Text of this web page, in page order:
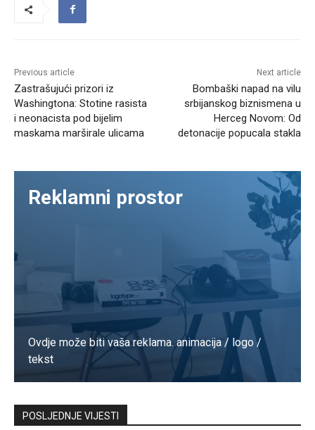
Previous article
Zastrašujući prizori iz
Washingtona: Stotine rasista
i neonacista pod bijelim
maskama marširale ulicama
Next article
Bombaški napad na vilu
srbijanskog biznismena u
Herceg Novom: Od
detonacije popucala stakla
Reklamni prostor
Ovdje može biti vaša reklama. animacija / logo /
tekst
Kontaktirajte nas
POSLJEDNJE VIJESTI